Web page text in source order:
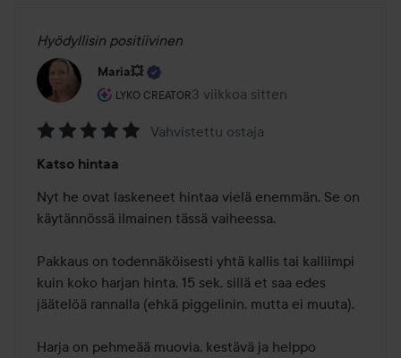
Hyödyllisin positiivinen
Maria💥
LYKO CREATOR
Käyttäjän rooli: Lyko Creator.
3 viikkoa sitten
Viesti luotiin 3 viikkoa sitten
5
/
5
Vahvistettu ostaja
Katso hintaa
Nyt he ovat laskeneet hintaa vielä enemmän. Se on
käytännössä ilmainen tässä vaiheessa.
Pakkaus on todennäköisesti yhtä kallis tai kalliimpi
kuin koko harjan hinta. 15 sek, sillä et saa edes
jäätelöä rannalla (ehkä piggelinin, mutta ei muuta).
Harja on pehmeää muovia, kestävä ja helppo